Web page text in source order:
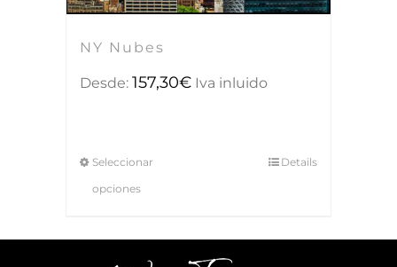
NY Nubes
Desde: 157,30€ Iva inluido
Seleccionar
opciones
Details